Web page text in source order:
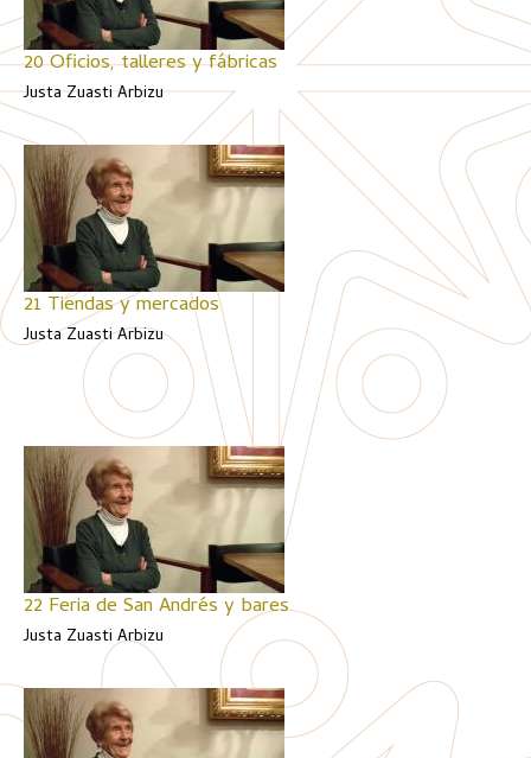
20 Oficios, talleres y fábricas
Justa Zuasti Arbizu
21 Tiendas y mercados
Justa Zuasti Arbizu
22 Feria de San Andrés y bares
Justa Zuasti Arbizu